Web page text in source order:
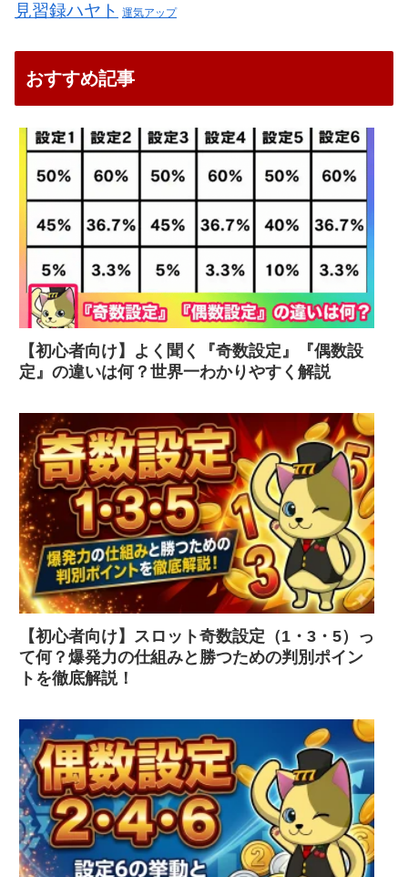
見習録ハヤト 運気アップ
おすすめ記事
【初心者向け】よく聞く『奇数設定』『偶数設
定』の違いは何？世界一わかりやすく解説
【初心者向け】スロット奇数設定（1・3・5）っ
て何？爆発力の仕組みと勝つための判別ポイン
トを徹底解説！